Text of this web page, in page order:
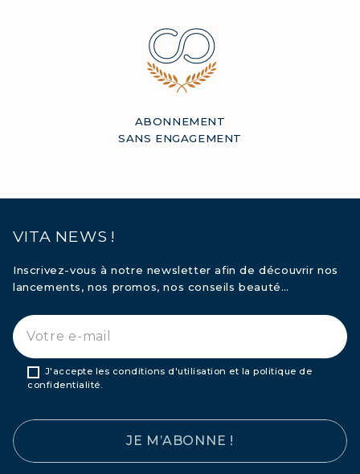
ABONNEMENT
SANS ENGAGEMENT
VITA NEWS !
Inscrivez-vous à notre newsletter afin de découvrir nos
lancements, nos promos, nos conseils beauté…
J'accepte les conditions d'utilisation et la politique de
confidentialité.
JE M’ABONNE !